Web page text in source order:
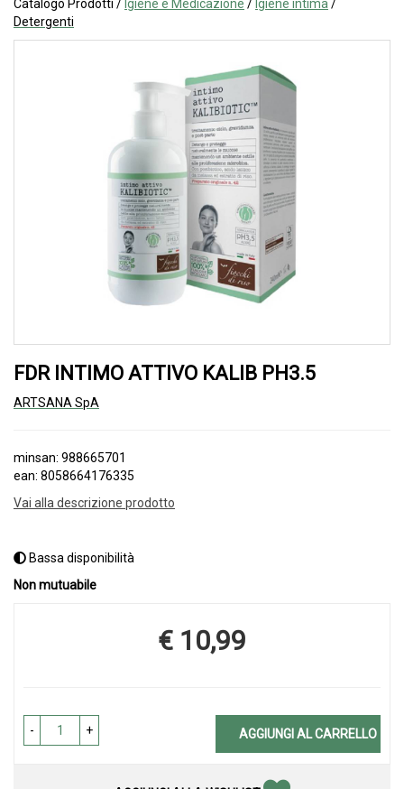
Catalogo Prodotti / Igiene e Medicazione / Igiene intima /
Detergenti
FDR INTIMO ATTIVO KALIB PH3.5
ARTSANA SpA
minsan: 988665701
ean: 8058664176335
Vai alla descrizione prodotto
Bassa disponibilità
Non mutuabile
Prezzo
€ 10,99
- + AGGIUNGI AL CARRELLO